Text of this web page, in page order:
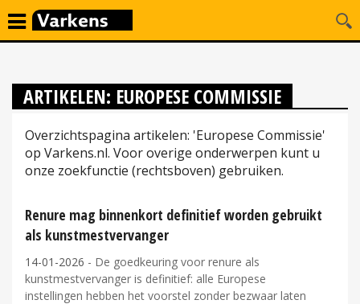
ARTIKELEN: EUROPESE COMMISSIE
Overzichtspagina artikelen: 'Europese Commissie'
op Varkens.nl. Voor overige onderwerpen kunt u
onze zoekfunctie (rechtsboven) gebruiken.
Renure mag binnenkort definitief worden gebruikt
als kunstmestvervanger
14-01-2026 - De goedkeuring voor renure als
kunstmestvervanger is definitief: alle Europese
instellingen hebben het voorstel zonder bezwaar laten